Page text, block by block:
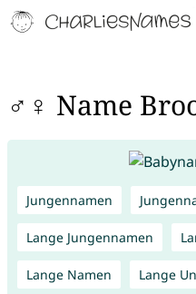
♂♀ Name
Jungennamen
Lange Jungennamen
Lange Namen Lange